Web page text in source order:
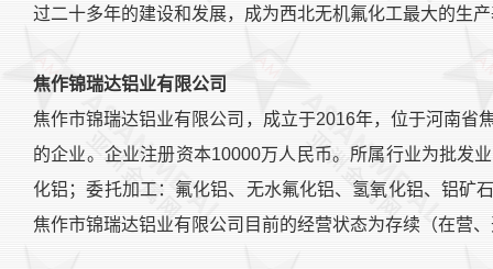
过二十多年的建设和发展，成为西北无机氟化工最大的生
焦作锦瑞达铝业有限公司
焦作市锦瑞达铝业有限公司，成立于2016年，位于河南省
的企业。企业注册资本10000万人民币。所属行业为批发
化铝；委托加工：氟化铝、无水氟化铝、氢氧化铝、铝矿
焦作市锦瑞达铝业有限公司目前的经营状态为存续（在营